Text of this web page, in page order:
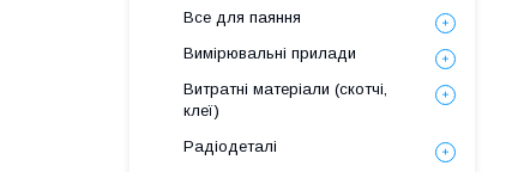
Все для паяння
Вимірювальні прилади
Витратні матеріали (скотчі,
клеї)
Радіодеталі